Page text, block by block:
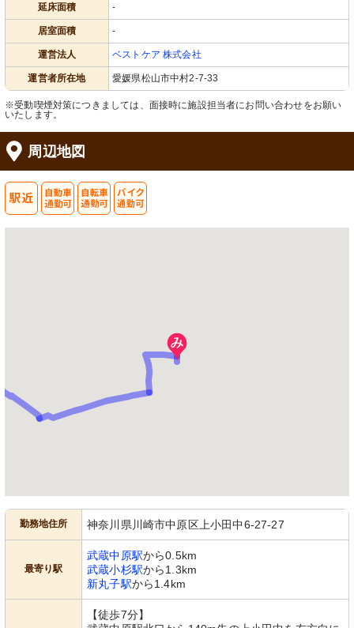
延床面積 -
居室面積 -
運営法人 ベストケア 株式会社
運営者所在地 愛媛県松山市中村2-7-33
※受動喫煙対策につきましては、面接時に施設担当者にお問い合わせをお願い
いたします。
周辺地図
勤務地住所 神奈川県川崎市中原区上小田中6-27-27
最寄り駅
武蔵中原駅から0.5km
武蔵小杉駅から1.3km
新丸子駅から1.4km
【徒歩7分】